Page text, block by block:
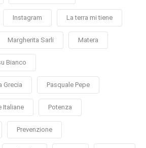
Instagram La terra mi tiene
Margherita Sarli Matera
Bianco
Grecia Pasquale Pepe
Italiane Potenza
Prevenzione